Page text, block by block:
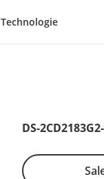
Technologie
DS-